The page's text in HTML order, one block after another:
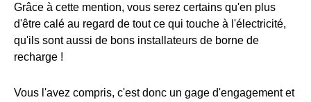
Grâce à cette mention, vous serez certains qu'en plus
d'être calé au regard de tout ce qui touche à l'électricité,
qu'ils sont aussi de bons installateurs de borne de
recharge !
Vous l'avez compris, c'est donc un gage d'engagement et